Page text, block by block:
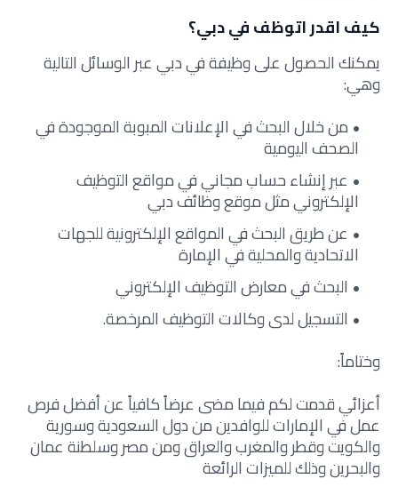
كيف اقدر اتوظف في دبي؟
يمكنك الحصول على وظيفة في دبي عبر الوسائل التالية
وهي:
من خلال البحث في الإعلانات المبوبة الموجودة في
الصحف اليومية
عبر إنشاء حساب مجاني في مواقع التوظيف
الإلكتروني مثل موقع وظائف دبي
عن طريق البحث في المواقع الإلكترونية للجهات
الاتحادية والمحلية في الإمارة
البحث في معارض التوظيف الإلكتروني
التسجيل لدى وكالات التوظيف المرخصة.
وختاماً:
أعزائي قدمت لكم فيما مضى عرضاً كافياً عن أفضل فرص
عمل في الإمارات للوافدين من دول السعودية وسورية
والكويت وقطر والمغرب والعراق ومن مصر وسلطنة عمان
والبحرين وذلك للميزات الرائعة